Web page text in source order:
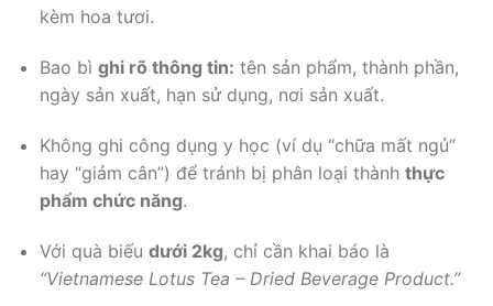
kèm hoa tươi.
Bao bì ghi rõ thông tin: tên sản phẩm, thành phần,
ngày sản xuất, hạn sử dụng, nơi sản xuất.
Không ghi công dụng y học (ví dụ “chữa mất ngủ”
hay “giảm cân”) để tránh bị phân loại thành thực
phẩm chức năng.
Với quà biếu dưới 2kg, chỉ cần khai báo là
“Vietnamese Lotus Tea – Dried Beverage Product.”